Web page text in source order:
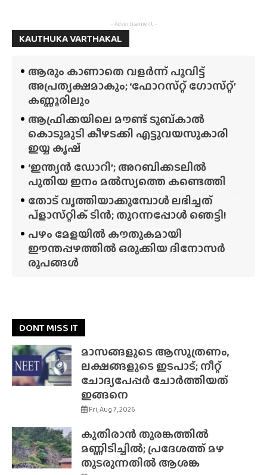
- Advertisement -
KAUTHUKA VARTHAKAL
ആരും കാണാതെ വളർന്ന് പൂവിട്ട്
അപ്രത്യക്ഷമാകും; ‘ഫോറസ്‌റ്റ്‌ ഗോസ്‌റ്റ്’
കണ്ണൂരിലും
ആഫ്രിക്കയിലെ മൗണ്ട് ടുബ്‌കാൽ
കൊടുമുടി കീഴടക്കി എട്ടുവയസുകാരി
ഇയ്യ കൃഷ്
‘ഇന്ത്യൻ ഡോറി’; അറബിക്കടലിൽ
പുതിയ ഇനം മൽസ്യത്തെ കണ്ടെത്തി
തോട് വൃത്തിയാക്കുമ്പോൾ ലഭിച്ചത്
പ്‌ളാസ്‌റ്റിക് ടിൻ; തുറന്നപ്പോൾ ഞെട്ടി!
പഴം മേളയിൽ കൗതുകമായി
ഈന്തപ്പഴത്തിൽ ഒരുക്കിയ ദിനോസർ
രൂപങ്ങൾ
DONT MISS IT
മാസങ്ങളുടെ ആസൂത്രണം,
ലക്ഷങ്ങളുടെ ഇടപാട്; നീറ്റ്
ചോദ്യപേപ്പർ ചോർത്തിയത്
ഇങ്ങനെ
Fri, Aug 7, 2026
കുതിരാൻ തുരങ്കത്തിൽ
മണ്ണിടിച്ചിൽ; പ്രദേശത്ത് മഴ
തുടരുന്നതിൽ ആശങ്ക